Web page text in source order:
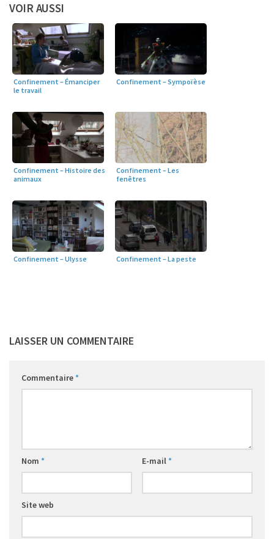
VOIR AUSSI
Confinement – Émanciper
le travail
Confinement – Sympoïèse
Confinement – Histoire des
animaux
Confinement – Les
fenêtres
Confinement – Ulysse Confinement – La peste
LAISSER UN COMMENTAIRE
Commentaire*
Nom * E-mail*
Site web